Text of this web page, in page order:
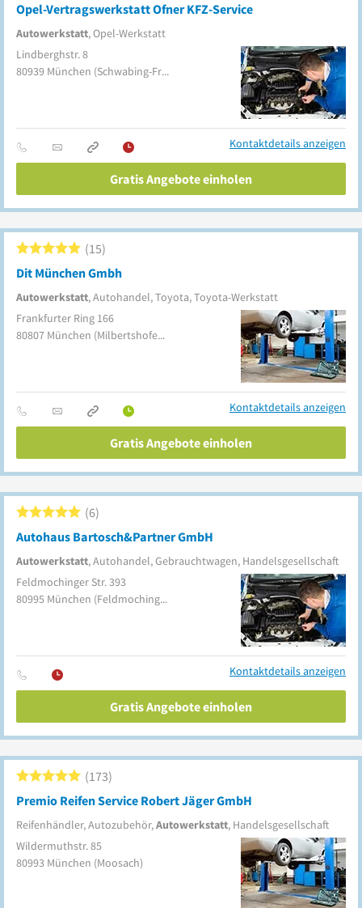
Opel-Vertragswerkstatt Ofner KFZ-Service
Autowerkstatt, Opel-Werkstatt
Lindberghstr. 8
80939 München (Schwabing-Freimann)
Kontaktdetails anzeigen
Gratis Angebote einholen
Dit München Gmbh
Autowerkstatt, Autohandel, Toyota, Toyota-Werkstatt
15
Frankfurter Ring 166
80807 München (Milbertshofen-Am Hart)
Kontaktdetails anzeigen
Gratis Angebote einholen
Autohaus Bartosch&Partner GmbH
Autowerkstatt, Autohandel, Gebrauchtwagen, Handelsgesellschaft
6
Feldmochinger Str. 393
80995 München (Feldmoching-Hasenbergl)
Kontaktdetails anzeigen
Gratis Angebote einholen
Premio Reifen Service Robert Jäger GmbH
Reifenhändler, Autozubehör,Autowerkstatt, Handelsgesellschaft
173
Wildermuthstr. 85
80993 München (Moosach)